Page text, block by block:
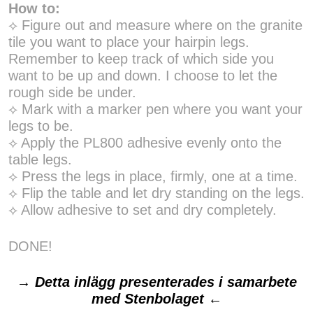
How to:
⟡ Figure out and measure where on the granite
tile you want to place your hairpin legs.
Remember to keep track of which side you
want to be up and down. I choose to let the
rough side be under.
⟡ Mark with a marker pen where you want your
legs to be.
⟡ Apply the PL800 adhesive evenly onto the
table legs.
⟡ Press the legs in place, firmly, one at a time.
⟡ Flip the table and let dry standing on the legs.
⟡ Allow adhesive to set and dry completely.
DONE!
→ Detta inlägg presenterades i samarbete
med Stenbolaget ←